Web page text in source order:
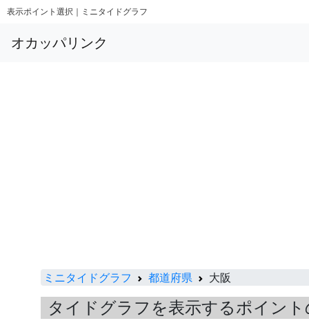
表示ポイント選択｜ミニタイドグラフ
オカッパリンク
ミニタイドグラフ 都道府県 大阪
タイドグラフを表示するポイント